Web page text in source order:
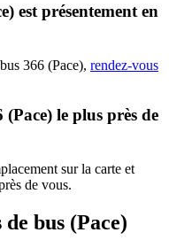
est présentement en
366 (Pace), rendez-vous
le plus près de
sur la carte et
de vous.
bus (Pace)